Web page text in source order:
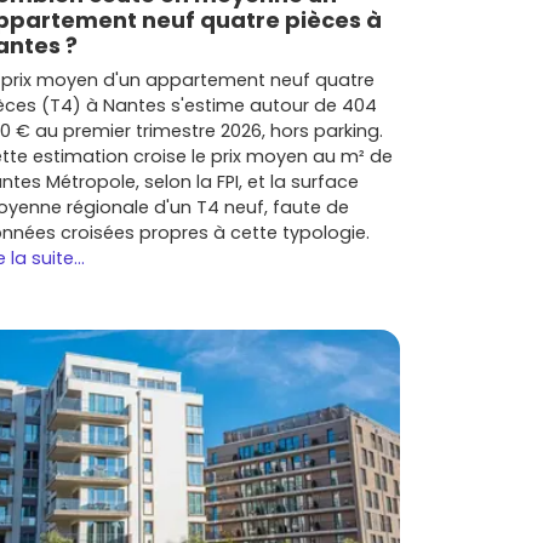
neuf quatre pièces à
?
prix moyen d'un appartement neuf quatre
(T4) à Nantes s'estime autour de 404
€ au premier trimestre 2026, hors parking.
estimation croise le prix moyen au m² de
Métropole, selon la FPI, et la surface
régionale d'un T4 neuf, faute de
croisées propres à cette typologie.
la suite...